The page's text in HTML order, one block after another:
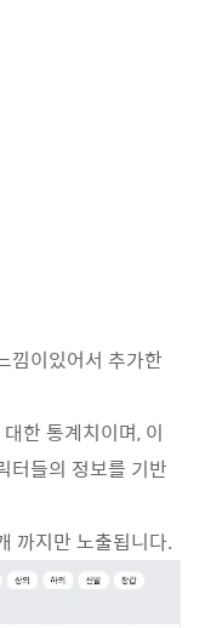
낌이있어서 추가한
한 통계치이며, 이
터들의 정보를 기반
까지만 노출됩니다.